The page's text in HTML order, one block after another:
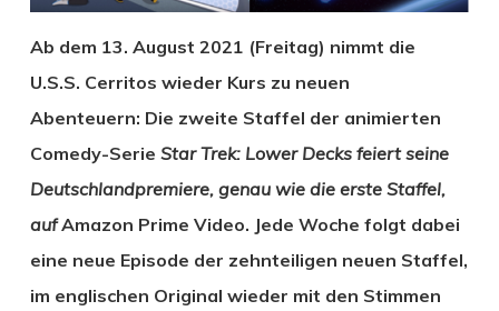
Ab dem 13. August 2021 (Freitag) nimmt die
U.S.S. Cerritos wieder Kurs zu neuen
Abenteuern: Die zweite Staffel der animierten
Comedy-Serie Star Trek: Lower Decks feiert seine
Deutschlandpremiere, genau wie die erste Staffel,
aufAmazon Prime Video. Jede Woche folgt dabei
eine neue Episode der zehnteiligen neuen Staffel,
im englischen Original wieder mit den Stimmen